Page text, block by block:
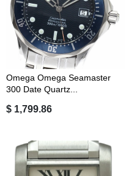
Omega Omega Seamaster
300 Date Quartz...
$ 1,799.86